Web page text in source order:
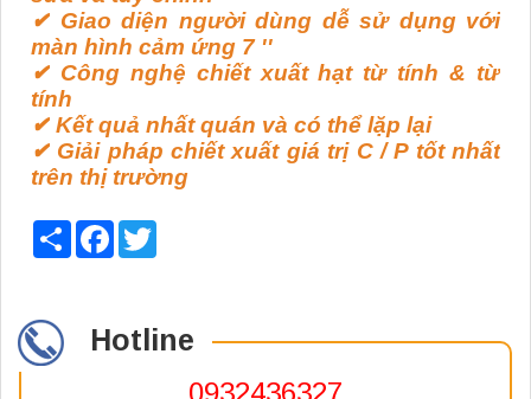
✔ Giao diện người dùng dễ sử dụng với
màn hình cảm ứng 7 ''
✔ Công nghệ chiết xuất hạt từ tính & từ
tính
✔ Kết quả nhất quán và có thể lặp lại
✔ Giải pháp chiết xuất giá trị C / P tốt nhất
trên thị trường
Share Facebook
Hotline
0932436327